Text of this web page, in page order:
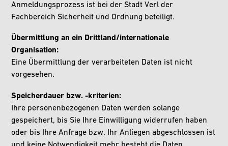
Anmeldungsprozess ist bei der Stadt Verl der
Fachbereich Sicherheit und Ordnung beteiligt.
Übermittlung an ein Drittland/internationale
Organisation:
Eine Übermittlung der verarbeiteten Daten ist nicht
vorgesehen.
Speicherdauer bzw. -kriterien:
Ihre personenbezogenen Daten werden solange
gespeichert, bis Sie Ihre Einwilligung widerrufen haben
oder bis Ihre Anfrage bzw. Ihr Anliegen abgeschlossen ist